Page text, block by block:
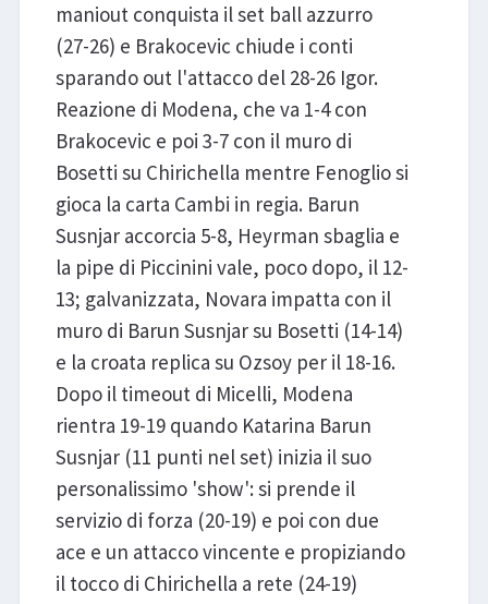
maniout conquista il set ball azzurro
(27-26) e Brakocevic chiude i conti
sparando out l'attacco del 28-26 Igor.
Reazione di Modena, che va 1-4 con
Brakocevic e poi 3-7 con il muro di
Bosetti su Chirichella mentre Fenoglio si
gioca la carta Cambi in regia. Barun
Susnjar accorcia 5-8, Heyrman sbaglia e
la pipe di Piccinini vale, poco dopo, il 12-
13; galvanizzata, Novara impatta con il
muro di Barun Susnjar su Bosetti (14-14)
e la croata replica su Ozsoy per il 18-16.
Dopo il timeout di Micelli, Modena
rientra 19-19 quando Katarina Barun
Susnjar (11 punti nel set) inizia il suo
personalissimo 'show': si prende il
servizio di forza (20-19) e poi con due
ace e un attacco vincente e propiziando
il tocco di Chirichella a rete (24-19)